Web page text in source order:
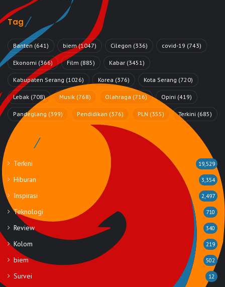
Tag
Banten (641) biem(1047) Cilegon (336) covid-19 (743)
Ekonomi (366) Film (885) Kabar (3451)
Kabupaten Serang (1026) Korea (376) Kota Serang (720)
Lebak (708) Musik (768) Olahraga (716) Opini (419)
Pandeglang (399) Pendidikan (376) PLN (355) Terkini (685)
Rubrik
Terkini 19,529
Hiburan 3,354
Inspirasi 2,497
Teknologi 710
Review 340
Kolom 219
biem 502
Survei 12